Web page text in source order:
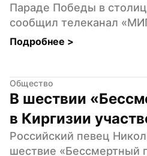
Параде Победы в
сообщил телеканал
Подробнее >
Общество
В шествии
в Киргизии
Российский певец
шествие «Бессмертный